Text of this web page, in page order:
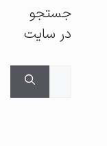
جستجو
در سایت